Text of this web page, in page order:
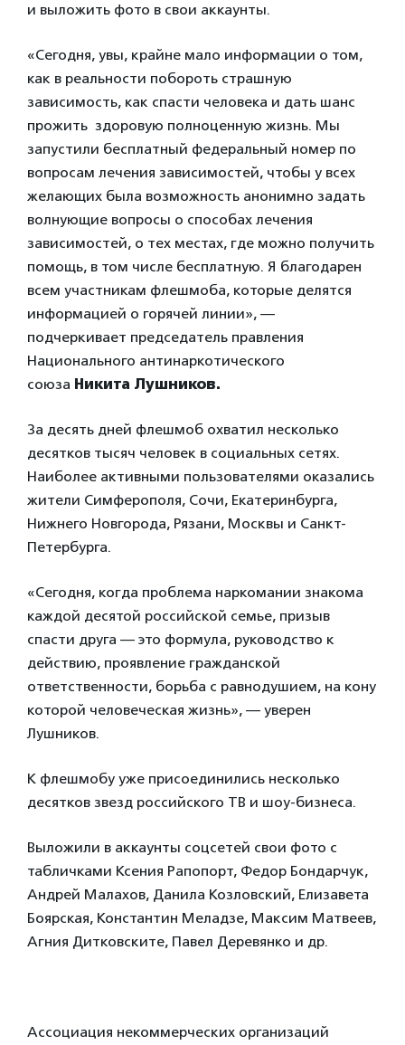
и выложить фото в свои аккаунты.
«Сегодня, увы, крайне мало информации о том,
как в реальности побороть страшную
зависимость, как спасти человека и дать шанс
прожить здоровую полноценную жизнь. Мы
запустили бесплатный федеральный номер по
вопросам лечения зависимостей, чтобы у всех
желающих была возможность анонимно задать
волнующие вопросы о способах лечения
зависимостей, о тех местах, где можно получить
помощь, в том числе бесплатную. Я благодарен
всем участникам флешмоба, которые делятся
информацией о горячей линии», —
подчеркивает председатель правления
Национального антинаркотического
союза Никита Лушников.
За десять дней флешмоб охватил несколько
десятков тысяч человек в социальных сетях.
Наиболее активными пользователями оказались
жители Симферополя, Сочи, Екатеринбурга,
Нижнего Новгорода, Рязани, Москвы и Санкт-
Петербурга.
«Сегодня, когда проблема наркомании знакома
каждой десятой российской семье, призыв
спасти друга — это формула, руководство к
действию, проявление гражданской
ответственности, борьба с равнодушием, на кону
которой человеческая жизнь», — уверен
Лушников.
К флешмобу уже присоединились несколько
десятков звезд российского ТВ и шоу-бизнеса.
Выложили в аккаунты соцсетей свои фото с
табличками Ксения Рапопорт, Федор Бондарчук,
Андрей Малахов, Данила Козловский, Елизавета
Боярская, Константин Меладзе, Максим Матвеев,
Агния Дитковските, Павел Деревянко и др.
Ассоциация некоммерческих организаций